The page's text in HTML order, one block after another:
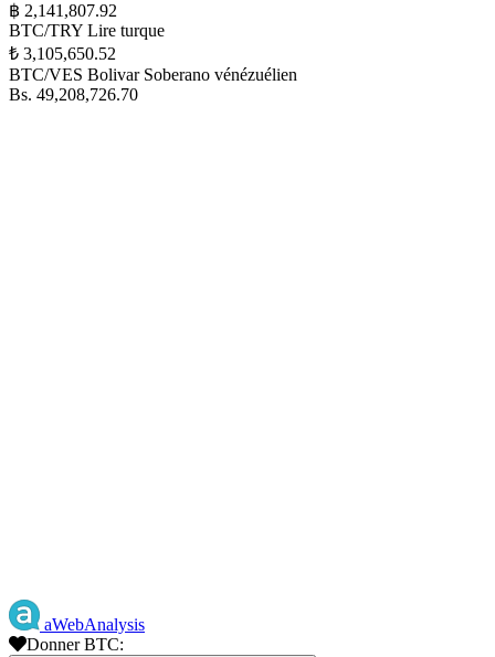
฿ 2,141,807.92
BTC/TRY Lire turque
₺ 3,105,650.52
BTC/VES Bolivar Soberano vénézuélien
Bs. 49,208,726.70
aWebAnalysis
Donner BTC: